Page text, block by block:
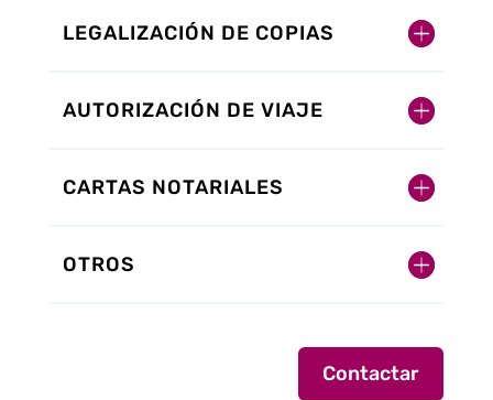
LEGALIZACIÓN DE COPIAS
AUTORIZACIÓN DE VIAJE
CARTAS NOTARIALES
OTROS
Contactar